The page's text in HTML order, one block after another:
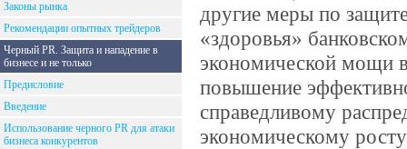
Законы рынка
Рекомендации опытных трейдеров
Черный PR. Защита и нападение в
бизнесе и не только
Предисловие
Введение
Использование черного PR для атаки
бизнеса конкурентов
другие меры по
«здоровья»
экономической мощи
повышение
справедливому
экономическому